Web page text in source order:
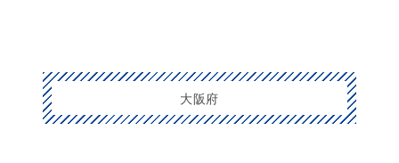
大阪府